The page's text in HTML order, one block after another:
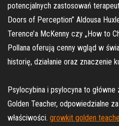
potencjalnych zastosowań
Doors of Perception” Aldousa
Terence’a McKenny czy „How to
Pollana oferują cenny wgląd w
historię, działanie oraz znaczenie
Psylocybina i psylocyna to
Golden Teacher, odpowiedzialne
właściwości. growkit golden